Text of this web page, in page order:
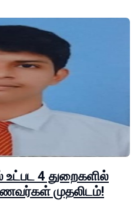
உட்பட 4 துறைகளில்
முதலிடம்!